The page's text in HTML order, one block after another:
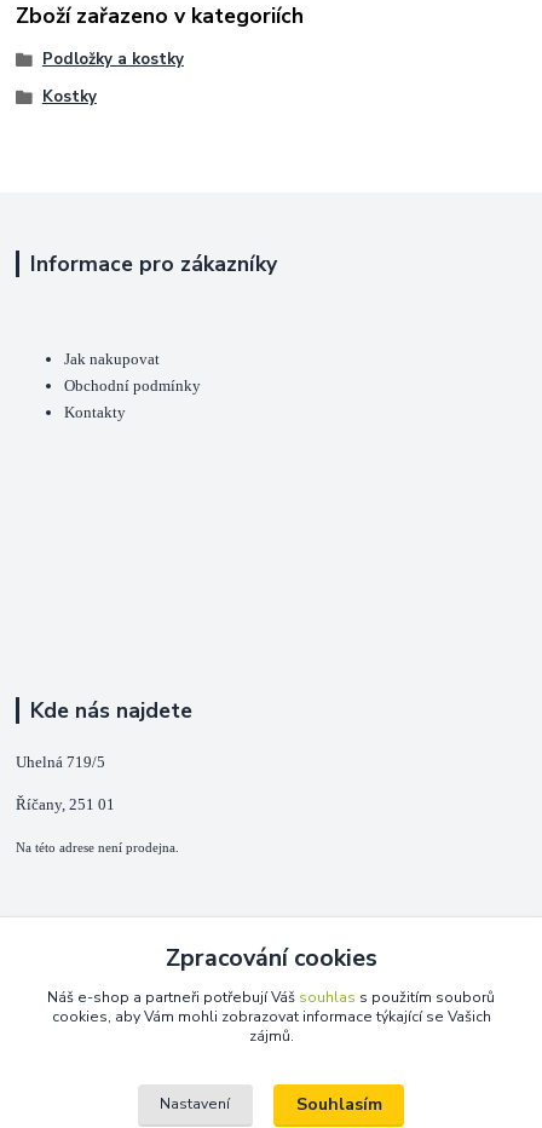
Zboží zařazeno v kategoriích
Podložky a kostky
Kostky
Informace pro zákazníky
Jak nakupovat
Obchodní podmínky
Kontakty
Kde nás najdete
Uhelná 719/5
Říčany, 251 01
Na této adrese není prodejna.
+420 725 889 873
(Po-Ne, 9-18 hod.)
Zpracování cookies
Náš e-shop a partneři potřebují Váš souhlas s použitím souborů
cookies, aby Vám mohli zobrazovat informace týkající se Vašich
zájmů.
Nastavení Souhlasím